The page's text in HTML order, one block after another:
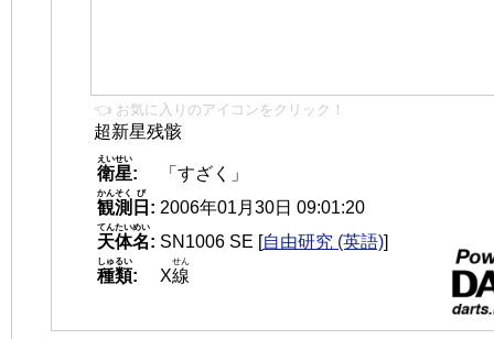
👈 お気に入りのアイコンをクリック！
超新星残骸
衛星
えいせい
:
「すざく」
観測
かんそく
日
び
: 2006年01月30日 09:01:20
天体名
てんたいめい
: SN1006 SE [自由研究 (英語)]
種類
しゅるい
: X線
せん